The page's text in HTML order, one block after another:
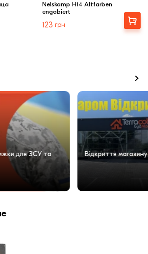
Nelskamp H14 Altfarben
engobiert
123 грн
Купити
для ЗСУ та
Відкриття магазину